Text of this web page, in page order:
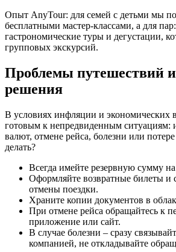
Опыт AnyTour: для семей с детьми мы
бесплатными мастер-классами, а для
гастрономические туры и дегустации,
групповых экскурсий.
Проблемы путешествий
решения
В условиях инфляции и экономических
готовым к непредвиденным ситуациям:
валют, отмене рейса, болезни или
делать?
Всегда имейте резервную сумму
Оформляйте возвратные билеты и
отмены поездки.
Храните копии документов в
При отмене рейса обращайтесь к
приложение или сайт.
В случае болезни – сразу
компанией, не откладывайте